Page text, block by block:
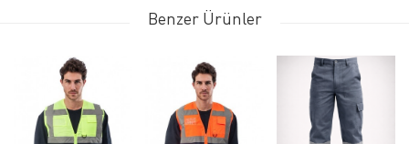
Benzer Ürünler